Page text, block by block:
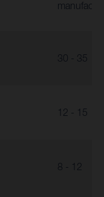
30 - 35
12 - 15
8 - 12